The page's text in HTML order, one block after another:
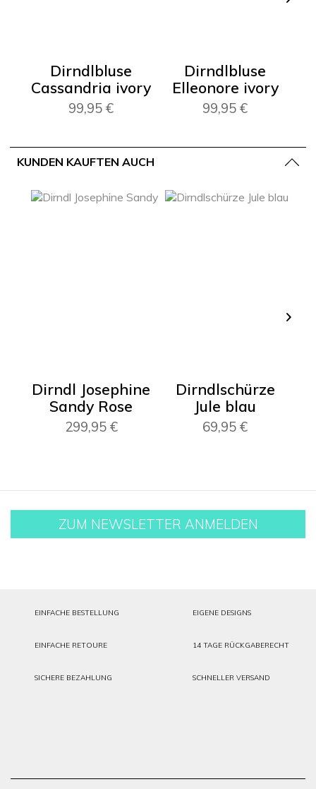
Dirndlbluse
Cassandria ivory
99,95 €
Dirndlbluse
Elleonore ivory
99,95 €
KUNDEN KAUFTEN AUCH
Dirndl Josephine
Sandy Rose
299,95 €
Dirndlschürze
Jule blau
69,95 €
ZUM NEWSLETTER ANMELDEN
EINFACHE BESTELLUNG EIGENE DESIGNS
EINFACHE RETOURE 14 TAGE RÜCKGABERECHT
SICHERE BEZAHLUNG SCHNELLER VERSAND